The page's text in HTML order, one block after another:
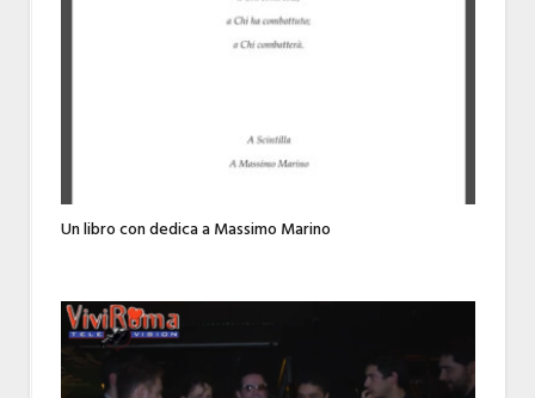
Un libro con dedica a Massimo Marino